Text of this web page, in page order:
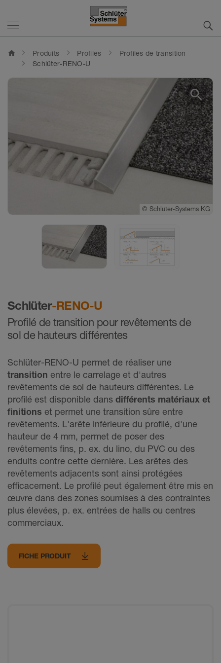
home Produits Profilés
Profilés de transition
Schlüter-RENO-U
Schlüter-RENO-U
Profilé de transition pour revêtements de
sol de hauteurs différentes
Schlüter-RENO-U permet de réaliser une
transition entre le carrelage et d'autres
revêtements de sol de hauteurs différentes. Le
profilé est disponible dans différents matériaux et
finitions et permet une transition sûre entre
revêtements. L'arête inférieure du profilé, d'une
hauteur de 4 mm, permet de poser des
revêtements fins, p. ex. du lino, du PVC ou des
enduits contre cette dernière. Les arêtes des
revêtements adjacents sont ainsi protégées
efficacement. Le profilé peut également être mis en
œuvre dans des zones soumises à des contraintes
plus élevées, p. ex. entrées de halls ou centres
commerciaux.
FICHE PRODUIT
© Schlüter-Systems KG
© Schlüter-Systems KG
search